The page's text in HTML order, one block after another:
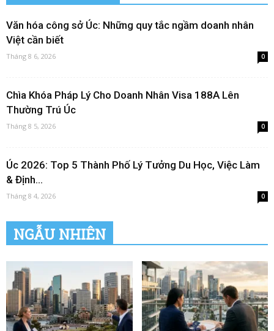
Văn hóa công sở Úc: Những quy tắc ngầm doanh nhân
Việt cần biết
Tháng 8 6, 2026 0
Chìa Khóa Pháp Lý Cho Doanh Nhân Visa 188A Lên
Thường Trú Úc
Tháng 8 5, 2026 0
Úc 2026: Top 5 Thành Phố Lý Tưởng Du Học, Việc Làm
& Định...
Tháng 8 4, 2026 0
NGẪU NHIÊN